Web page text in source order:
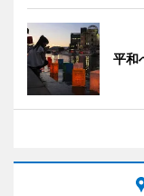
平和